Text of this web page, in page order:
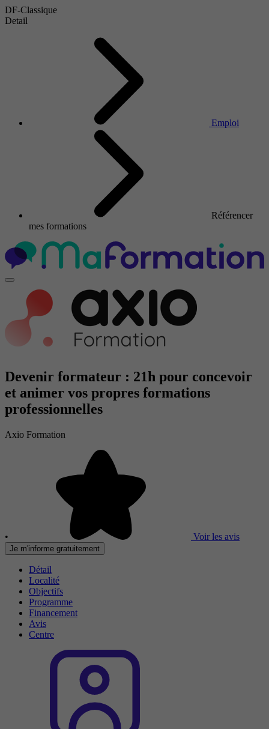
DF-Classique
Detail
Emploi
Référencer
mes formations
Devenir formateur : 21h pour concevoir
et animer vos propres formations
professionnelles
Axio Formation
• Voir les avis
Je m'informe gratuitement
Détail
Localité
Objectifs
Programme
Financement
Avis
Centre